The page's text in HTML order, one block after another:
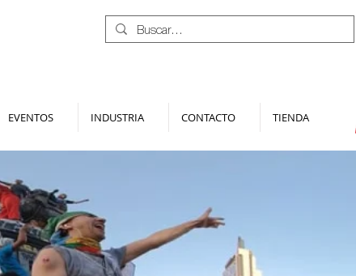
EVENTOS INDUSTRIA CONTACTO TIENDA